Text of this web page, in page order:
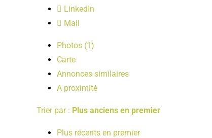
LinkedIn
Mail
Photos (1)
Carte
Annonces similaires
A proximité
Trier par : Plus anciens en premier
Plus récents en premier